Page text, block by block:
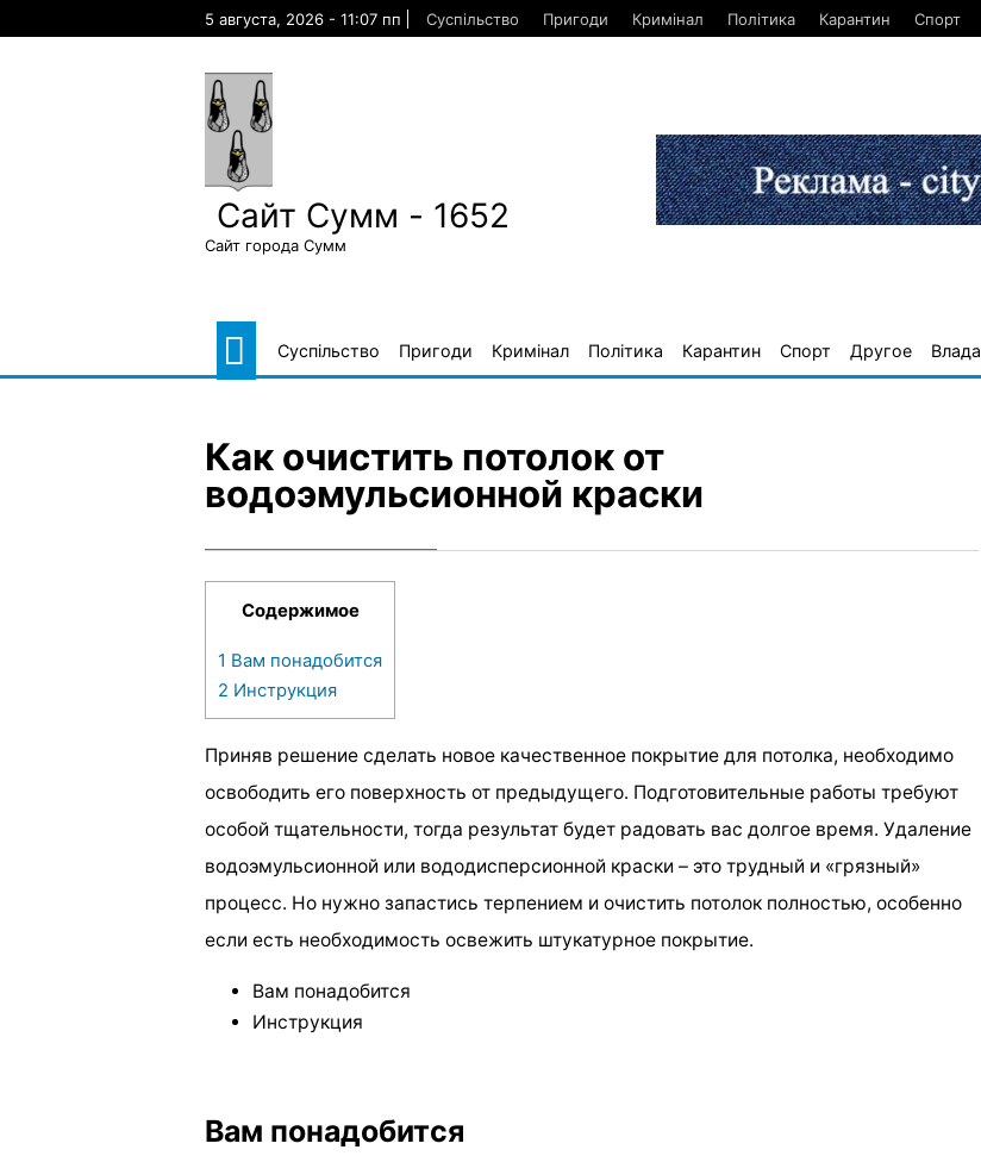
5 августа, 2026 - 11:07 пп Суспільство Пригоди Кримінал Політика Карантин Спорт
Сайт Сумм - 1652
Сайт города Сумм
Суспільство Пригоди Кримінал Політика Карантин Спорт Другое Влада
Как очистить потолок от
водоэмульсионной краски
Содержимое
1 Вам понадобится
2 Инструкция
Приняв решение сделать новое качественное покрытие для потолка, необходимо
освободить его поверхность от предыдущего. Подготовительные работы требуют
особой тщательности, тогда результат будет радовать вас долгое время. Удаление
водоэмульсионной или вододисперсионной краски – это трудный и «грязный»
процесс. Но нужно запастись терпением и очистить потолок полностью, особенно
если есть необходимость освежить штукатурное покрытие.
Вам понадобится
Инструкция
Вам понадобится